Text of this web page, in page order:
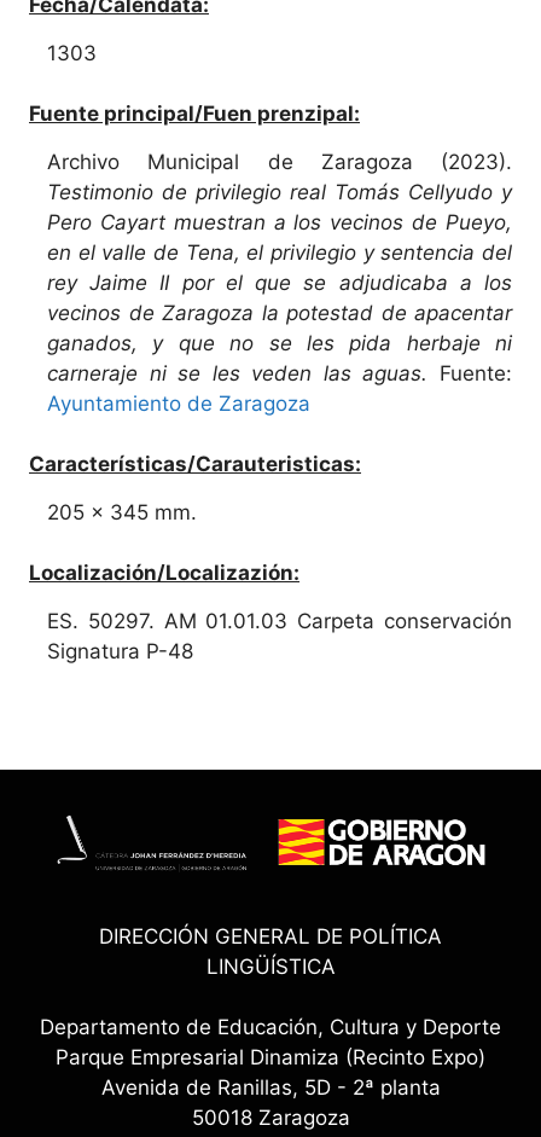
1303
Fuente principal/Fuen prenzipal:
Archivo Municipal de Zaragoza (2023).
Testimonio de privilegio real Tomás Cellyudo y
Pero Cayart muestran a los vecinos de Pueyo,
en el valle de Tena, el privilegio y sentencia del
rey Jaime II por el que se adjudicaba a los
vecinos de Zaragoza la potestad de apacentar
ganados, y que no se les pida herbaje ni
carneraje ni se les veden las aguas.
Fuente:
Ayuntamiento de Zaragoza
Características/Carauteristicas:
205 x 345 mm.
Localización/Localizazión:
ES. 50297. AM 01.01.03 Carpeta conservación
Signatura P-48
DIRECCIÓN GENERAL DE POLÍTICA
LINGÜÍSTICA
Departamento de Educación, Cultura y Deporte
Parque Empresarial Dinamiza (Recinto Expo)
Avenida de Ranillas, 5D - 2ª planta
50018 Zaragoza